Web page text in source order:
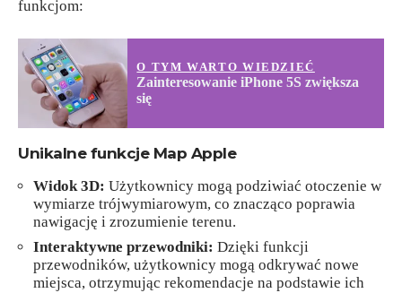
funkcjom:
O TYM WARTO WIEDZIEĆ
Zainteresowanie iPhone 5S zwiększa
się
Unikalne funkcje Map Apple
Widok 3D: Użytkownicy mogą podziwiać otoczenie w
wymiarze trójwymiarowym, co znacząco poprawia
nawigację i zrozumienie terenu.
Interaktywne przewodniki: Dzięki funkcji
przewodników, użytkownicy mogą odkrywać nowe
miejsca, otrzymując rekomendacje na podstawie ich